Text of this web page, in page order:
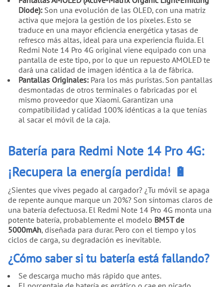
Diode):Son una evolución de las OLED, con una matriz
activa que mejora la gestión de los píxeles. Esto se
traduce en una mayor eficiencia energética y tasas de
refresco más altas, ideal para una experiencia fluida. El
Redmi Note 14 Pro 4G original viene equipado con una
pantalla de este tipo, por lo que un repuesto AMOLED te
dará una calidad de imagen idéntica a la de fábrica.
Pantallas Originales:Para los más puristas. Son pantallas
desmontadas de otros terminales o fabricadas por el
mismo proveedor que Xiaomi. Garantizan una
compatibilidad y calidad 100% idénticas a la que tenías
al sacar el móvil de la caja.
Batería para Redmi Note 14 Pro 4G:
¡Recupera la energía perdida! 🔋
¿Sientes que vives pegado al cargador? ¿Tu móvil se apaga
de repente aunque marque un 20%? Son síntomas claros de
una batería defectuosa. El Redmi Note 14 Pro 4G monta una
potente batería, probablemente el modelo BM5T de
5000mAh, diseñada para durar. Pero con el tiempo y los
ciclos de carga, su degradación es inevitable.
¿Cómo saber si tu batería está fallando?
Se descarga mucho más rápido que antes.